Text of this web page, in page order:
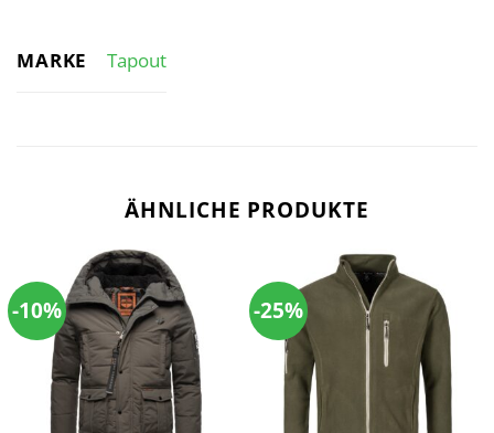
MARKE Tapout
ÄHNLICHE PRODUKTE
-10% -25%